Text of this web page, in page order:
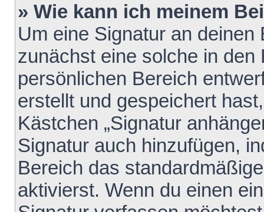
» Wie kann ich meinem
Um eine Signatur an
zunächst eine solche in den
persönlichen Bereich
erstellt und gespeichert
Kästchen „Signatur
Signatur auch hinzufügen,
Bereich das
aktivierst. Wenn du einen